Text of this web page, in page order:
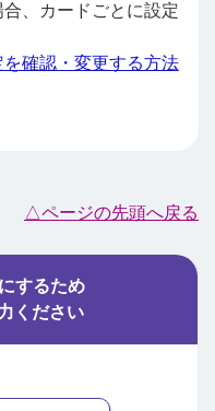
、カードごとに設定
確認・変更する方法
△ページの先頭へ戻る
するため
ください